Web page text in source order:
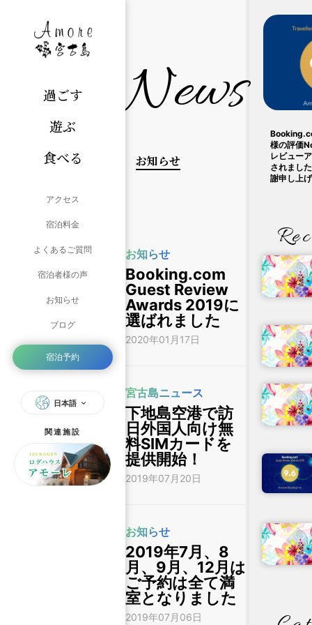
過ごす
遊ぶ
食べる
アクセス
宿泊料金
よくあるご質問
宿泊者様の声
お知らせ
ブログ
宿泊予約
日本語
関連施設
News
お知らせ
お知らせ
Booking.com
Guest Review
Awards 2019に
選ばれました
2020年01月17日
宮古島ニュース
下地島空港で訪
日外国人向け無
料SIMカードを
提供開始！
2019年07月20日
お知らせ
2019年7月、8
月、9月、12月は
ご予約は全て満
室となりました
2019年07月06日
様の評価
レビュー
されまし
謝申し上